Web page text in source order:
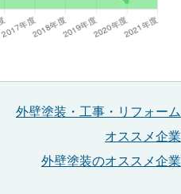
外壁塗装・工事・リフォーム
オススメ企業
外壁塗装のオススメ企業